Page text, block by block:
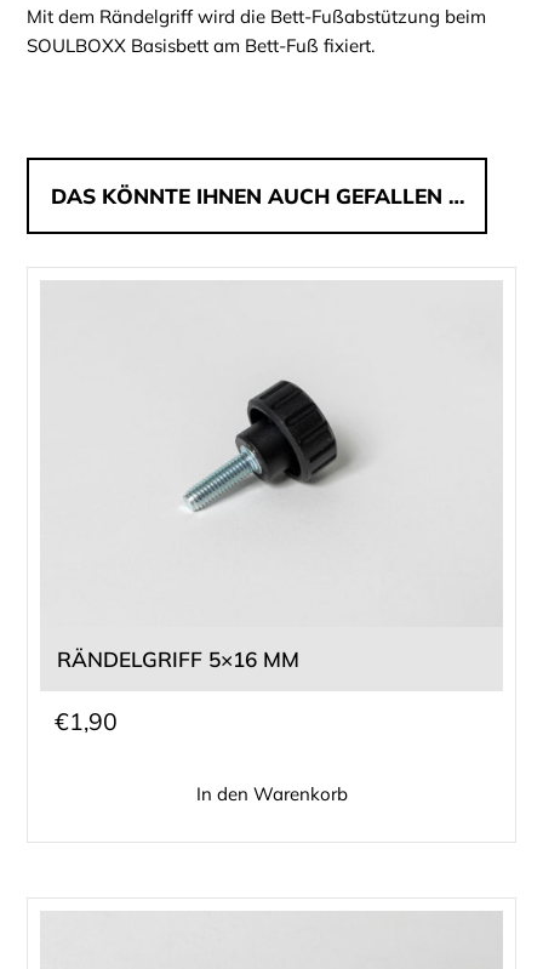
Mit dem Rändelgriff wird die Bett-Fußabstützung beim
SOULBOXX Basisbett am Bett-Fuß fixiert.
DAS KÖNNTE IHNEN AUCH GEFALLEN …
RÄNDELGRIFF 5×16 MM
€1,90
In den Warenkorb